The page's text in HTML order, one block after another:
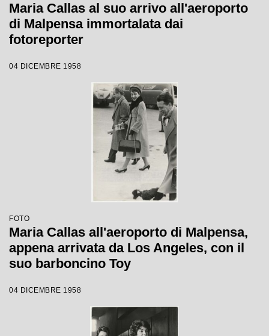
Maria Callas al suo arrivo all'aeroporto
di Malpensa immortalata dai
fotoreporter
04 DICEMBRE 1958
FOTO
Maria Callas all'aeroporto di Malpensa,
appena arrivata da Los Angeles, con il
suo barboncino Toy
04 DICEMBRE 1958